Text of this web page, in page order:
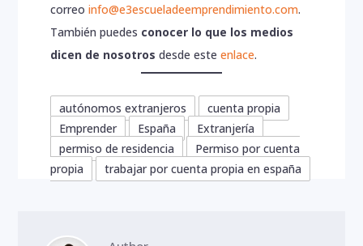
correoinfo@e3escueladeemprendimiento.com.
También puedes conocer lo que los medios
dicen de nosotros desde esteenlace.
autónomos extranjeros
cuenta propia
Emprender
España
Extranjería
permiso de residencia
Permiso por cuenta
propia
trabajar por cuenta propia en españa